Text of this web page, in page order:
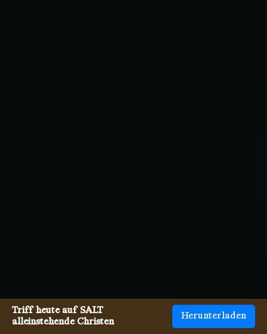
Triff heute auf SALT
alleinstehende Christen
Herunterladen